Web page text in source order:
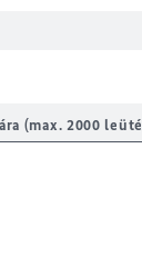
(max. 2000